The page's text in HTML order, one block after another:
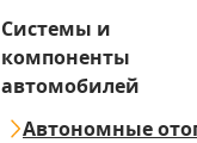
Системы и
компоненты
автомобилей
Автономные